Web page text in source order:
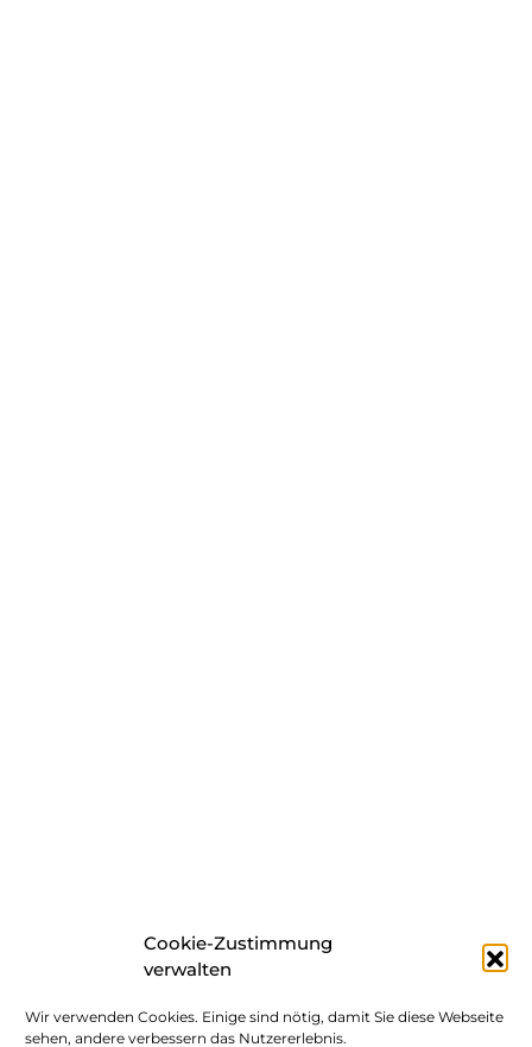
Cookie-Zustimmung
verwalten
Wir verwenden Cookies. Einige sind nötig, damit Sie diese Webseite
sehen, andere verbessern das Nutzererlebnis.